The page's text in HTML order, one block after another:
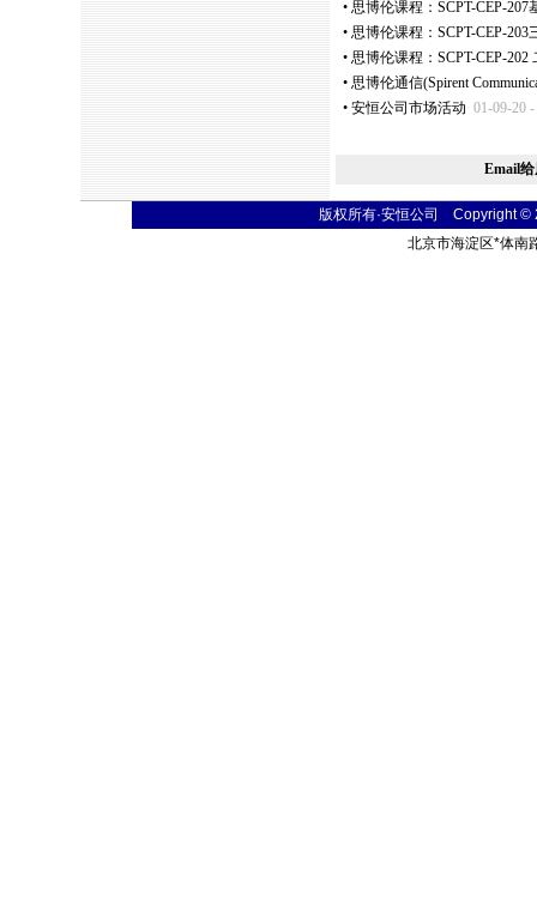
• 思博伦课程：SCPT-CEP-207
• 思博伦课程：SCPT-CEP-
• 思博伦课程：SCPT-CEP-
• 思博伦通信(Spirent
• 安恒公司市场活动 01-09-20
Email
版权所有·安恒公司 Copyright
北京市海淀区*体南